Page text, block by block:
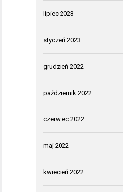
lipiec 2023
styczeń 2023
grudzień 2022
październik 2022
czerwiec 2022
maj 2022
kwiecień 2022